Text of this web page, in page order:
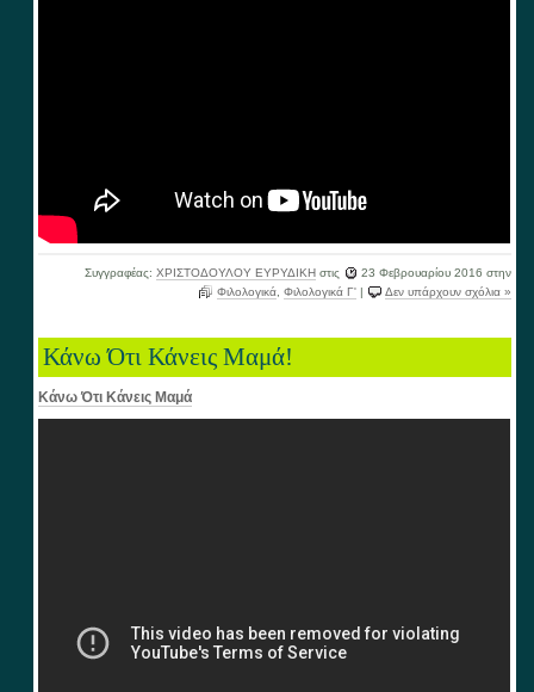
Συγγραφέας: ΧΡΙΣΤΟΔΟΥΛΟΥ ΕΥΡΥΔΙΚΗστις 23 Φεβρουαρίου 2016 στην
Φιλολογικά, Φιλολογικά Γ' | Δεν υπάρχουν σχόλια »
Κάνω Ότι Κάνεις Μαμά!
Κάνω Ότι Κάνεις Μαμά